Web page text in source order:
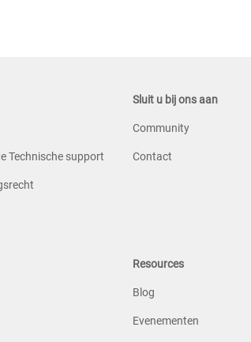
Technische support
Sluit u bij ons aan
Community
Contact
Resources
Blog
Evenementen